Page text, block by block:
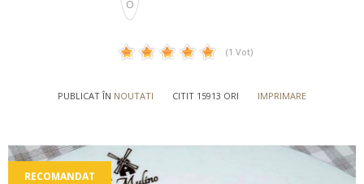
(1 Vot)
PUBLICAT ÎN NOUTATI CITIT 15913 ORI IMPRIMARE
RECOMANDAT